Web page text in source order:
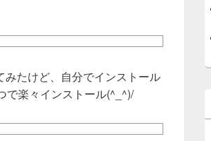
たけど、自分でインストール
で楽々インストール(^_^)/